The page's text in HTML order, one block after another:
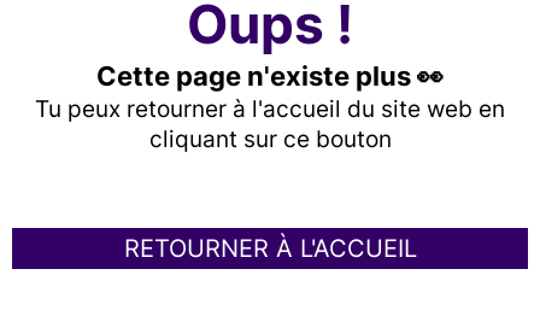
Oups !
Cette page n'existe plus 👀
Tu peux retourner à l'accueil du site web en
cliquant sur ce bouton
RETOURNER À L'ACCUEIL